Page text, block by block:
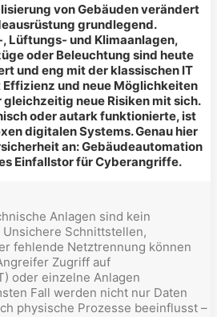
von Gebäuden verändert
grundlegend.
Lüftungs- und Klimaanlagen,
oder Beleuchtung sind heute
und eng mit der klassischen IT
und neue Möglichkeiten
neue Risiken mit sich.
oder autark funktionierte, ist
digitalen Systems. Genau hier
an: Gebäudeautomation
Einfallstor für Cyberangriffe.
Anlagen sind kein
Schnittstellen,
fehlende Netztrennung können
Zugriff auf
oder einzelne Anlagen
Fall werden nicht nur Daten
physische Prozesse beeinflusst –